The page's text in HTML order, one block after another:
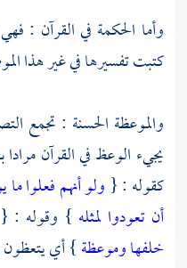
وأما الحكمة في القرآن :
كتبت تفسيرها في غير هذا
والموعظة الحسنة : تجمع
يجيء الوعظ في القرآن
كقوله : { ولو أنهم فعلوا
أن تعودوا لمثله } وقوله : {
خلفها وموعظة} أي يتعظون